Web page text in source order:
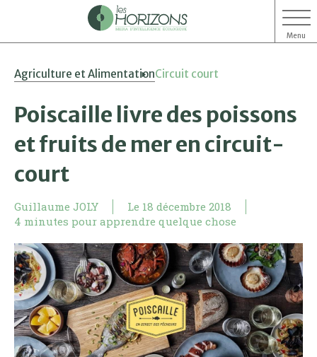
Menu
Agriculture et AlimentationCircuit court
Poiscaille livre des poissons
et fruits de mer en circuit-
court
Guillaume JOLY Le 18 décembre 2018
4 minutes pour apprendre quelque chose